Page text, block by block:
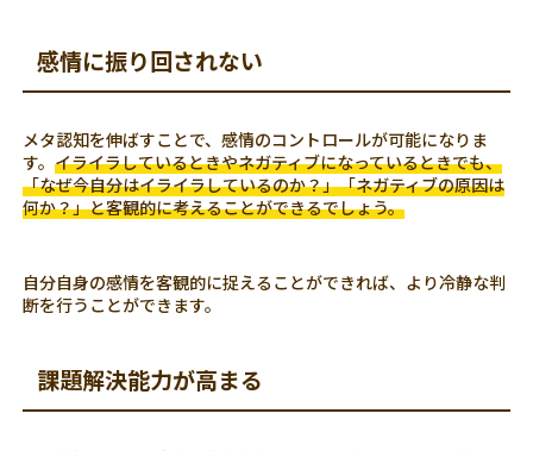
感情に振り回されない
メタ認知を伸ばすことで、感情のコントロールが可能になりま
す。イライラしているときやネガティブになっているときでも、
「なぜ今自分はイライラしているのか？」「ネガティブの原因は
何か？」と客観的に考えることができるでしょう。
自分自身の感情を客観的に捉えることができれば、より冷静な判
断を行うことができます。
課題解決能力が高まる